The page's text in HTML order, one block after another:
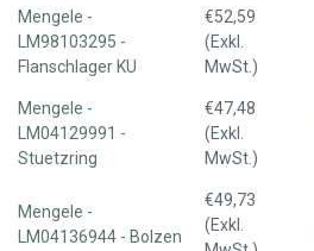
Mengele -
LM98103295 -
Flanschlager KU
€52,59
(Exkl.
MwSt.)
Mengele -
LM04129991 -
Stuetzring
€47,48
(Exkl.
MwSt.)
Mengele -
LM04136944 - Bolzen
€49,73
(Exkl.